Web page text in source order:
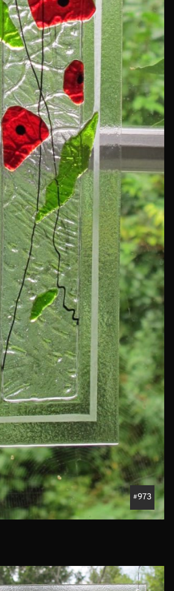
973